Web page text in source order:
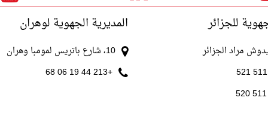
للجزائر المديرية الجهوية لوهران
10، شارع باتريس لمومبا وهران
+213 44 19 06 68